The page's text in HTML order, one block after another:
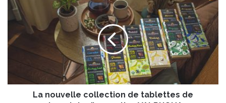
n
u
l
La nouvelle collection de tablettes de